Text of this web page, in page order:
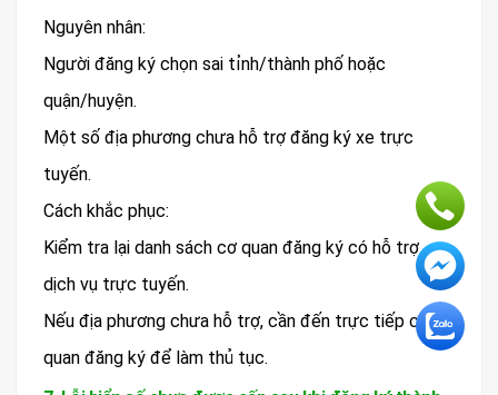
Nguyên nhân:
Người đăng ký chọn sai tỉnh/thành phố hoặc
quận/huyện.
Một số địa phương chưa hỗ trợ đăng ký xe trực
tuyến.
Cách khắc phục:
Kiểm tra lại danh sách cơ quan đăng ký có hỗ trợ
dịch vụ trực tuyến.
Nếu địa phương chưa hỗ trợ, cần đến trực tiếp cơ
quan đăng ký để làm thủ tục.